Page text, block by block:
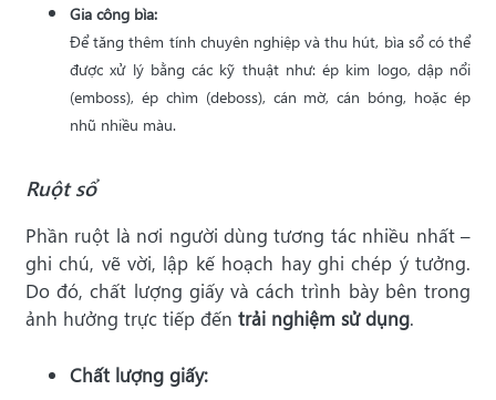
Gia công bìa:
Để tăng thêm tính chuyên nghiệp và thu hút, bìa sổ có thể
được xử lý bằng các kỹ thuật như: ép kim logo, dập nổi
(emboss), ép chìm (deboss), cán mờ, cán bóng, hoặc ép
nhũ nhiều màu.
Ruột sổ
Phần ruột là nơi người dùng tương tác nhiều nhất –
ghi chú, vẽ vời, lập kế hoạch hay ghi chép ý tưởng.
Do đó, chất lượng giấy và cách trình bày bên trong
ảnh hưởng trực tiếp đến trải nghiệm sử dụng.
Chất lượng giấy: